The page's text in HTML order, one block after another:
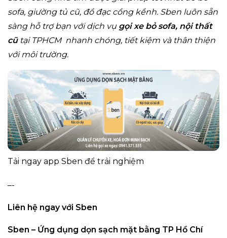
sofa, giường tủ cũ, đồ đạc cồng kềnh. Sben luôn sẵn
sàng hỗ trợ bạn với dịch vụ gọi xe bỏ sofa, nội thất
cũtại TPHCM nhanh chóng, tiết kiệm và thân thiện
với môi trường.
Tải ngay app Sben để trải nghiệm
–-
Liên hệ ngay với Sben
Sben – Ứng dụng dọn sạch mặt bằng TP Hồ Chí